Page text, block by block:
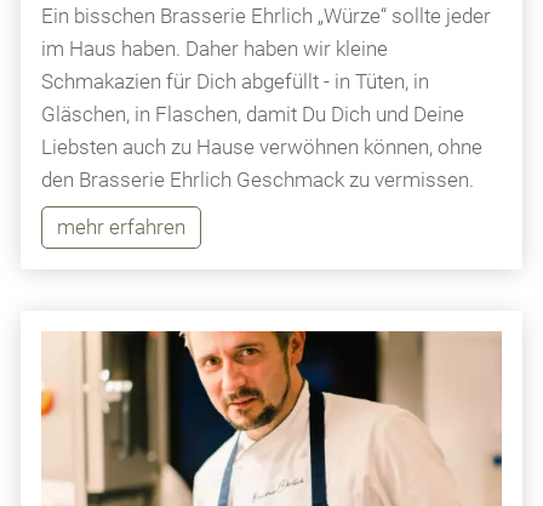
Ein bisschen Brasserie Ehrlich „Würze“ sollte jeder
im Haus haben. Daher haben wir kleine
Schmakazien für Dich abgefüllt - in Tüten, in
Gläschen, in Flaschen, damit Du Dich und Deine
Liebsten auch zu Hause verwöhnen können, ohne
den Brasserie Ehrlich Geschmack zu vermissen.
mehr erfahren